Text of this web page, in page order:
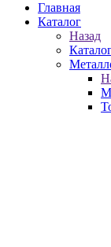
Главная
Каталог
Назад